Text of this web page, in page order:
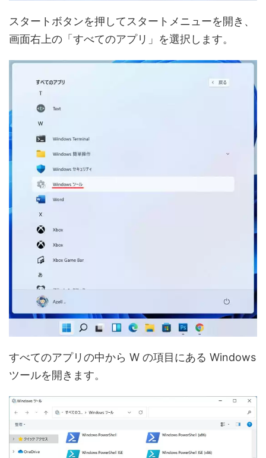
スタートボタンを押してスタートメニューを開き、
画面右上の「すべてのアプリ」を選択します。
すべてのアプリの中から W の項目にある Windows
ツールを開きます。